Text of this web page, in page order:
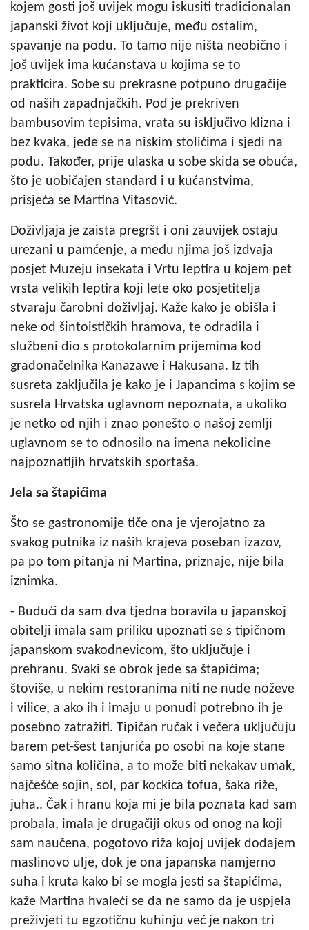
kojem gosti još uvijek mogu iskusiti tradicionalan
japanski život koji uključuje, među ostalim,
spavanje na podu. To tamo nije ništa neobično i
još uvijek ima kućanstava u kojima se to
prakticira. Sobe su prekrasne potpuno drugačije
od naših zapadnjačkih. Pod je prekriven
bambusovim tepisima, vrata su isključivo klizna i
bez kvaka, jede se na niskim stolićima i sjedi na
podu. Također, prije ulaska u sobe skida se obuća,
što je uobičajen standard i u kućanstvima,
prisjeća se Martina Vitasović.
Doživljaja je zaista pregršt i oni zauvijek ostaju
urezani u pamćenje, a među njima još izdvaja
posjet Muzeju insekata i Vrtu leptira u kojem pet
vrsta velikih leptira koji lete oko posjetitelja
stvaraju čarobni doživljaj. Kaže kako je obišla i
neke od šintoističkih hramova, te odradila i
službeni dio s protokolarnim prijemima kod
gradonačelnika Kanazawe i Hakusana. Iz tih
susreta zaključila je kako je i Japancima s kojim se
susrela Hrvatska uglavnom nepoznata, a ukoliko
je netko od njih i znao ponešto o našoj zemlji
uglavnom se to odnosilo na imena nekolicine
najpoznatijih hrvatskih sportaša.
Jela sa štapićima
Što se gastronomije tiče ona je vjerojatno za
svakog putnika iz naših krajeva poseban izazov,
pa po tom pitanja ni Martina, priznaje, nije bila
iznimka.
- Budući da sam dva tjedna boravila u japanskoj
obitelji imala sam priliku upoznati se s tipičnom
japanskom svakodnevicom, što uključuje i
prehranu. Svaki se obrok jede sa štapićima;
štoviše, u nekim restoranima niti ne nude noževe
i vilice, a ako ih i imaju u ponudi potrebno ih je
posebno zatražiti. Tipičan ručak i večera uključuju
barem pet-šest tanjurića po osobi na koje stane
samo sitna količina, a to može biti nekakav umak,
najčešće sojin, sol, par kockica tofua, šaka riže,
juha.. Čak i hranu koja mi je bila poznata kad sam
probala, imala je drugačiji okus od onog na koji
sam naučena, pogotovo riža kojoj uvijek dodajem
maslinovo ulje, dok je ona japanska namjerno
suha i kruta kako bi se mogla jesti sa štapićima,
kaže Martina hvaleći se da ne samo da je uspjela
preživjeti tu egzotičnu kuhinju već je nakon tri